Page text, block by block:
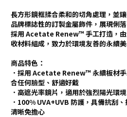
長方形鏡框揉合柔和的切角處理，並
品牌標誌性的訂製金屬飾件，展現俐
採用 Acetate Renew™ 手工打造，由
收材料組成，致力於環境友善的永續美
商品特色：
．採用 Acetate Renew™ 永續板材
合任何臉型、舒適好戴
．高遮光率鏡片，適用於強烈陽光環
．100% UVA+UVB 防護，具備抗刮
清晰免擔心